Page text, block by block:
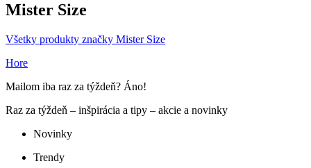
Mister Size
Všetky produkty značky Mister Size
Hore
Mailom iba raz za týždeň? Áno!
Raz za týždeň – inšpirácia a tipy – akcie a novinky
Novinky
Trendy